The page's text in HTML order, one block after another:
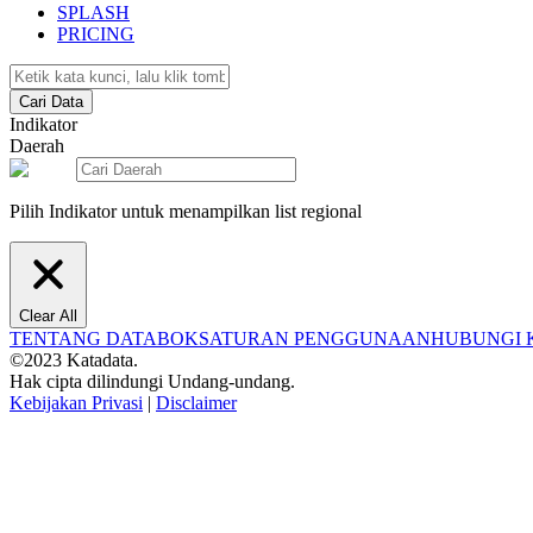
SPLASH
PRICING
Cari Data
Indikator
Daerah
Pilih Indikator untuk menampilkan list regional
Clear All
TENTANG DATABOKSATURAN PENGGUNAANHUBUNGI
©2023 Katadata.
Hak cipta dilindungi Undang-undang.
Kebijakan Privasi | Disclaimer